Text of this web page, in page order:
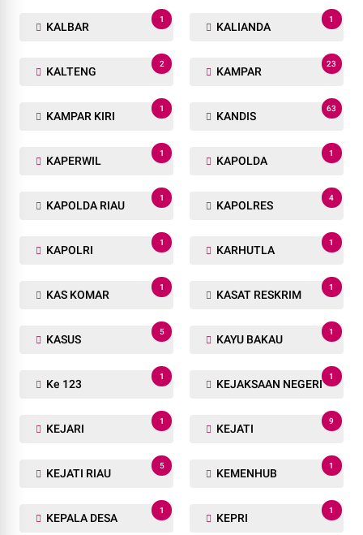
KALBAR
1
KALIANDA
1
KALTENG
2
KAMPAR
23
KAMPAR KIRI
1
KANDIS
63
KAPERWIL
1
KAPOLDA
1
KAPOLDA RIAU
1
KAPOLRES
4
KAPOLRI
1
KARHUTLA
1
KAS KOMAR
1
KASAT RESKRIM
1
KASUS
5
KAYU BAKAU
1
Ke 123
1
KEJAKSAAN NEGERI
1
KEJARI
1
KEJATI
9
KEJATI RIAU
5
KEMENHUB
1
KEPALA DESA
1
KEPRI
1